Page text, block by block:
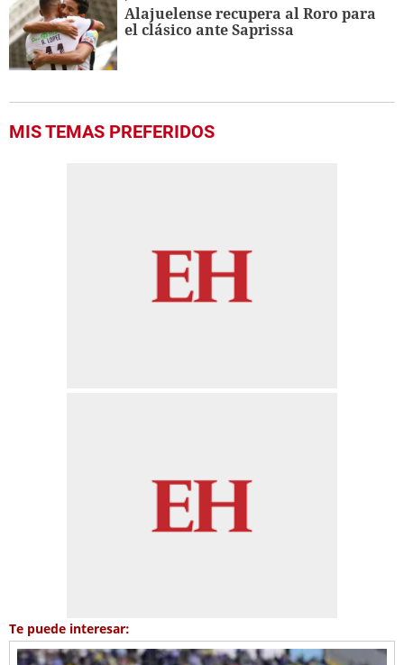
Alajuelense recupera al Roro para
el clásico ante Saprissa
MIS TEMAS PREFERIDOS
Te puede interesar: